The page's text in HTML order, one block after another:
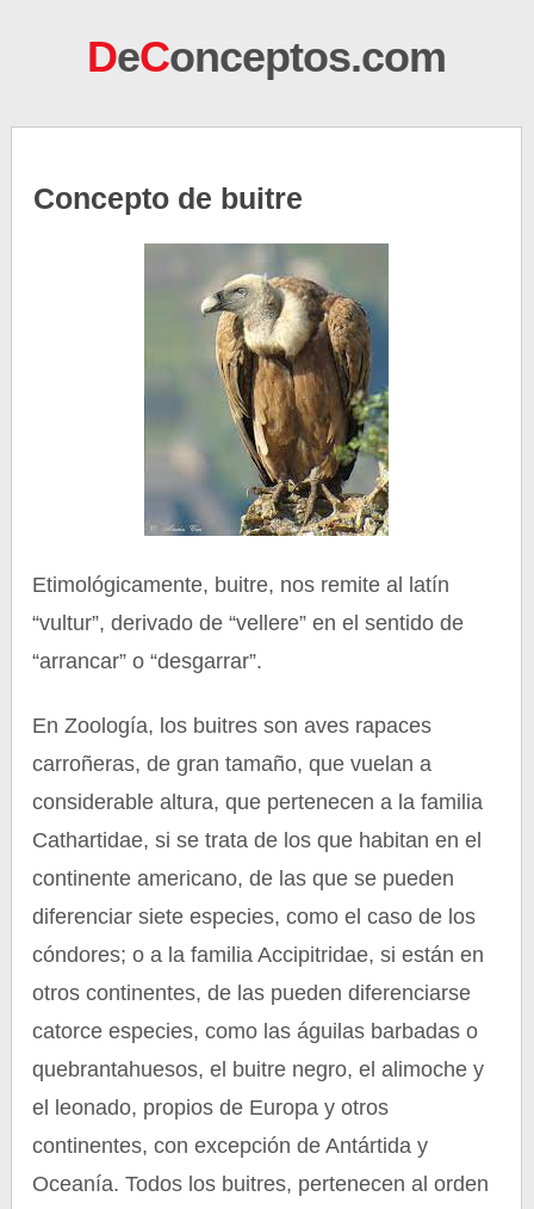
DeConceptos.com
Concepto de buitre
Etimológicamente, buitre, nos remite al latín
“vultur”, derivado de “vellere” en el sentido de
“arrancar” o “desgarrar”.
En Zoología, los buitres son aves rapaces
carroñeras, de gran tamaño, que vuelan a
considerable altura, que pertenecen a la familia
Cathartidae, si se trata de los que habitan en el
continente americano, de las que se pueden
diferenciar siete especies, como el caso de los
cóndores; o a la familia Accipitridae, si están en
otros continentes, de las pueden diferenciarse
catorce especies, como las águilas barbadas o
quebrantahuesos, el buitre negro, el alimoche y
el leonado, propios de Europa y otros
continentes, con excepción de Antártida y
Oceanía. Todos los buitres, pertenecen al orden